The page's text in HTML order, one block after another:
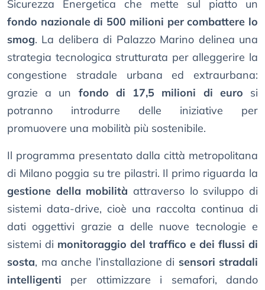
Sicurezza Energetica che mette sul piatto un
fondo nazionale di 500 milioni per combattere lo
smog. La delibera di Palazzo Marino delinea una
strategia tecnologica strutturata per alleggerire la
congestione stradale urbana ed extraurbana:
grazie a un fondo di 17,5 milioni di euro si
potranno introdurre delle iniziative per
promuovere una mobilità più sostenibile.
Il programma presentato dalla città metropolitana
di Milano poggia su tre pilastri. Il primo riguarda la
gestione della mobilità attraverso lo sviluppo di
sistemi data-drive, cioè una raccolta continua di
dati oggettivi grazie a delle nuove tecnologie e
sistemi di monitoraggio del traffico e dei flussi di
sosta, ma anche l’installazione di sensori stradali
intelligenti per ottimizzare i semafori, dando